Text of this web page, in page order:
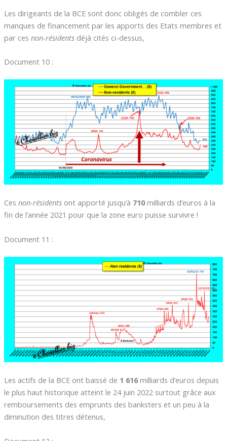
Les dirigeants de la BCE sont donc obligés de combler ces
manques de financement par les apports des Etats membres et
par ces non-résidentsdéjà cités ci-dessus,
Document 10 :
Ces non-résidentsont apporté jusqu’à 710milliards d’euros à la
fin de l’année 2021 pour que la zone euro puisse survivre !
Document 11 :
Les actifs de la BCE ont baissé de 1 616milliards d’euros depuis
le plus haut historique atteint le 24 juin 2022 surtout grâce aux
remboursements des emprunts des banksters et un peu à la
diminution des titres détenus,